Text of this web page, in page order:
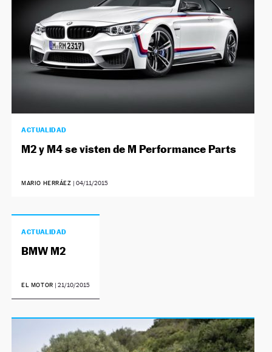
ACTUALIDAD
M2 y M4 se visten de M Performance Parts
MARIO HERRÁEZ | 04/11/2015
ACTUALIDAD
BMW M2
EL MOTOR 21/10/2015